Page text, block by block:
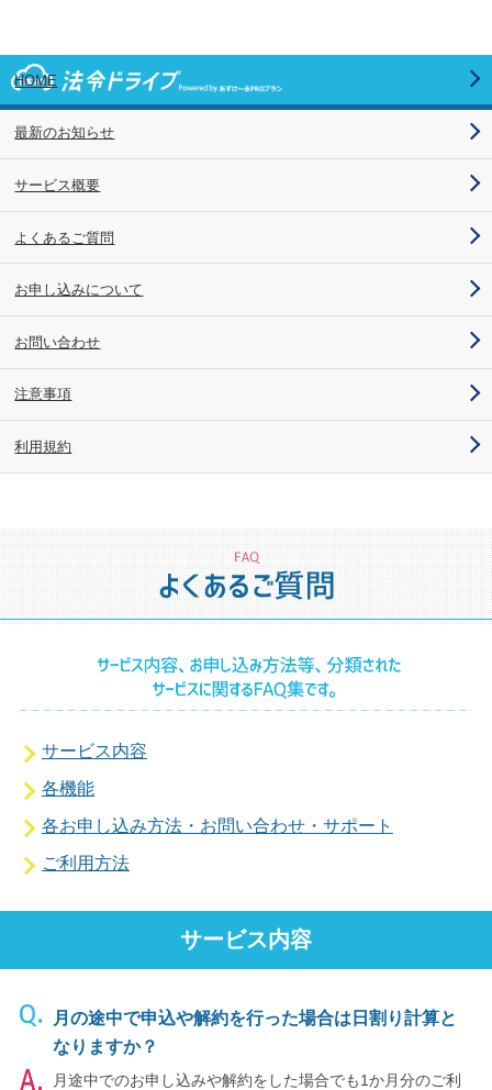
HOME
最新のお知らせ
サービス概要
よくあるご質問
お申し込みについて
お問い合わせ
注意事項
利用規約
サービス内容
各機能
各お申し込み方法・お問い合わせ・サポート
ご利用方法
サービス内容
月の途中で申込や解約を行った場合は日割り計算と
なりますか？
月途中でのお申し込みや解約をした場合でも1か月分のご利